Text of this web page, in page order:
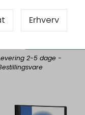
Erhverv
Indhent tilbud på storindkøb
2-5 dage -